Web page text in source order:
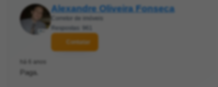
Alexandre Oliveira Fonseca
Corretor de imóveis
Respostas: 961
Contatar
há 6 anos
Paga.